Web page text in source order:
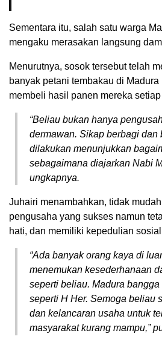
Sementara itu, salah satu warga
mengaku merasakan langsung
Menurutnya, sosok tersebut telah
banyak petani tembakau di
membeli hasil panen mereka
“Beliau bukan hanya
dermawan. Sikap berbagi dan
dilakukan menunjukkan
sebagaimana diajarkan Nabi
ungkapnya.
Juhairi menambahkan, tidak
pengusaha yang sukses namun
hati, dan memiliki kepedulian
“Ada banyak orang kaya di
menemukan kesederhanaan
seperti beliau. Madura
seperti H Her. Semoga beliau
dan kelancaran usaha untuk
masyarakat kurang mampu,”